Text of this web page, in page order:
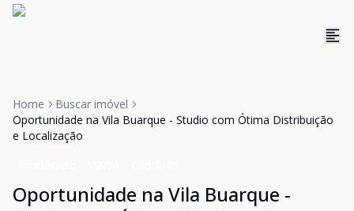
Home
Buscar imóvel
Oportunidade na Vila Buarque - Studio com Ótima Distribuição
e Localização
Oportunidade na Vila Buarque -